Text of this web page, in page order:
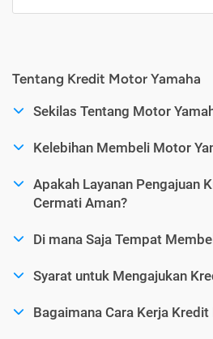
Tentang Kredit Motor Yamaha
Sekilas Tentang Motor
Kelebihan Membeli Motor
Apakah Layanan Pengajuan
Cermati Aman?
Di mana Saja Tempat
Syarat untuk Mengajukan
Bagaimana Cara Kerja